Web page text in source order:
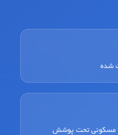
شده
مسکونی تحت پوشش